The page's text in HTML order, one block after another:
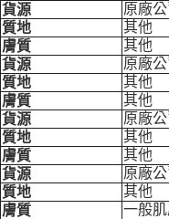
貨源
原廠
質地
其他
膚質
其他
貨源
原廠
質地
其他
膚質
其他
貨源
原廠
質地
其他
膚質
其他
貨源
原廠
質地
其他
膚質
一般